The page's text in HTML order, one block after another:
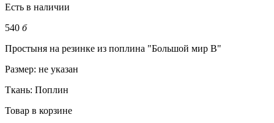
Есть в наличии
540 б
Простыня на резинке из поплина "Большой мир В"
Размер: не указан
Ткань: Поплин
Товар в корзине